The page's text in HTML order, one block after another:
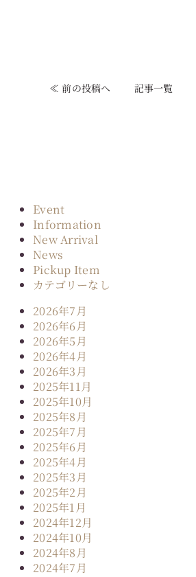
≪ 前の投稿へ 記事一覧
Event
Information
New Arrival
News
Pickup Item
カテゴリーなし
2026年7月
2026年6月
2026年5月
2026年4月
2026年3月
2025年11月
2025年10月
2025年8月
2025年7月
2025年6月
2025年4月
2025年3月
2025年2月
2025年1月
2024年12月
2024年10月
2024年8月
2024年7月